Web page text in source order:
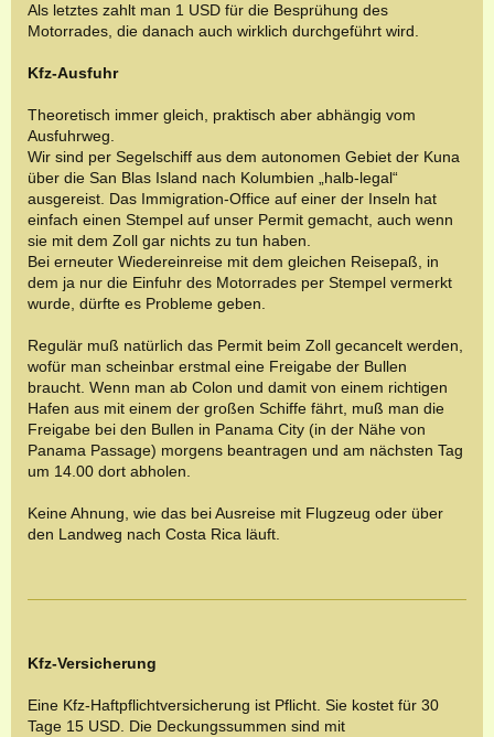
Als letztes zahlt man 1 USD für die Besprühung des
Motorrades, die danach auch wirklich durchgeführt wird.
Kfz-Ausfuhr
Theoretisch immer gleich, praktisch aber abhängig vom
Ausfuhrweg.
Wir sind per Segelschiff aus dem autonomen Gebiet der Kuna
über die San Blas Island nach Kolumbien „halb-legal“
ausgereist. Das Immigration-Office auf einer der Inseln hat
einfach einen Stempel auf unser Permit gemacht, auch wenn
sie mit dem Zoll gar nichts zu tun haben.
Bei erneuter Wiedereinreise mit dem gleichen Reisepaß, in
dem ja nur die Einfuhr des Motorrades per Stempel vermerkt
wurde, dürfte es Probleme geben.
Regulär muß natürlich das Permit beim Zoll gecancelt werden,
wofür man scheinbar erstmal eine Freigabe der Bullen
braucht. Wenn man ab Colon und damit von einem richtigen
Hafen aus mit einem der großen Schiffe fährt, muß man die
Freigabe bei den Bullen in Panama City (in der Nähe von
Panama Passage) morgens beantragen und am nächsten Tag
um 14.00 dort abholen.
Keine Ahnung, wie das bei Ausreise mit Flugzeug oder über
den Landweg nach Costa Rica läuft.
Kfz-Versicherung
Eine Kfz-Haftpflichtversicherung ist Pflicht. Sie kostet für 30
Tage 15 USD. Die Deckungssummen sind mit